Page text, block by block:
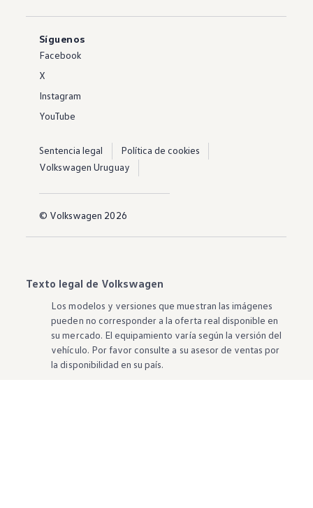
Síguenos
Facebook
X
Instagram
YouTube
Sentencia legal
Política de cookies
Volkswagen Uruguay
© Volkswagen 2026
Texto legal de Volkswagen
Los modelos y versiones que muestran las imágenes
pueden no corresponder a la oferta real disponible en
su mercado. El equipamiento varía según la versión del
vehículo. Por favor consulte a su asesor de ventas por
la disponibilidad en su país.